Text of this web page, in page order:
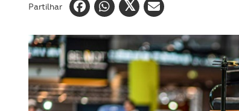
Partilhar